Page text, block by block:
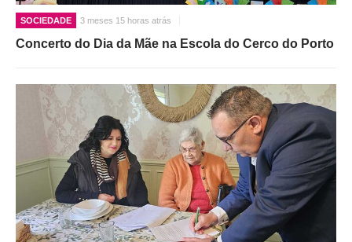
SOCIEDADE 3 meses 15 horas atrás
Concerto do Dia da Mãe na Escola do Cerco do Porto